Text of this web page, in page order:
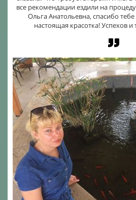
все рекомендации ездили на
Ольга Анатольевна, спасибо
настоящая красотка! Успехов и